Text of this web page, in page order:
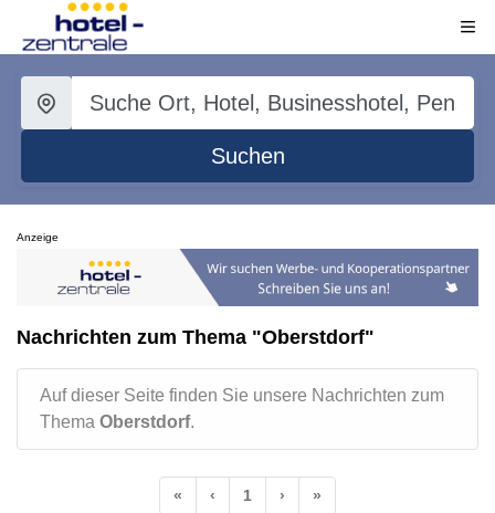
Suchen
Anzeige
Nachrichten zum Thema "Oberstdorf"
Auf dieser Seite finden Sie unsere Nachrichten zum
Thema Oberstdorf.
« ‹ 1 › »